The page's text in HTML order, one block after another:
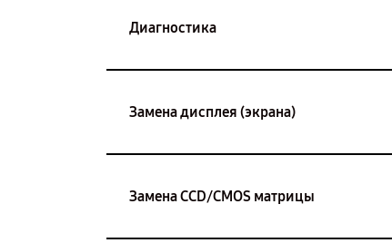
Диагностика
Замена дисплея (экрана)
Замена CCD/CMOS матрицы